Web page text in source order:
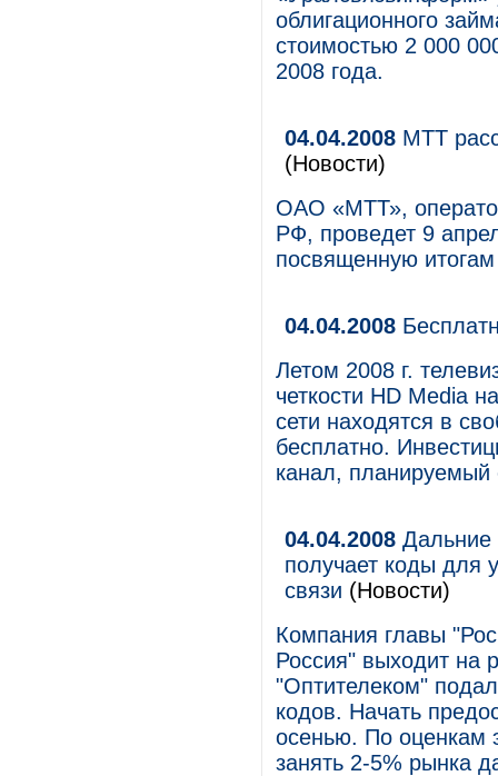
облигационного
стоимостью 2 000
2008 года.
04.04.2008 МТТ
(Новости)
ОАО «МТТ»,
РФ, проведет 9
посвященную
04.04.2008
Летом 2008 г.
четкости HD Media
сети находятся в
бесплатно.
канал, планируемый
04.04.2008 Дальние
получает коды для
связи (Новости)
Компания главы
Россия" выходит на
"Оптителеком"
кодов. Начать
осенью. По оценкам
занять 2-5% рынка